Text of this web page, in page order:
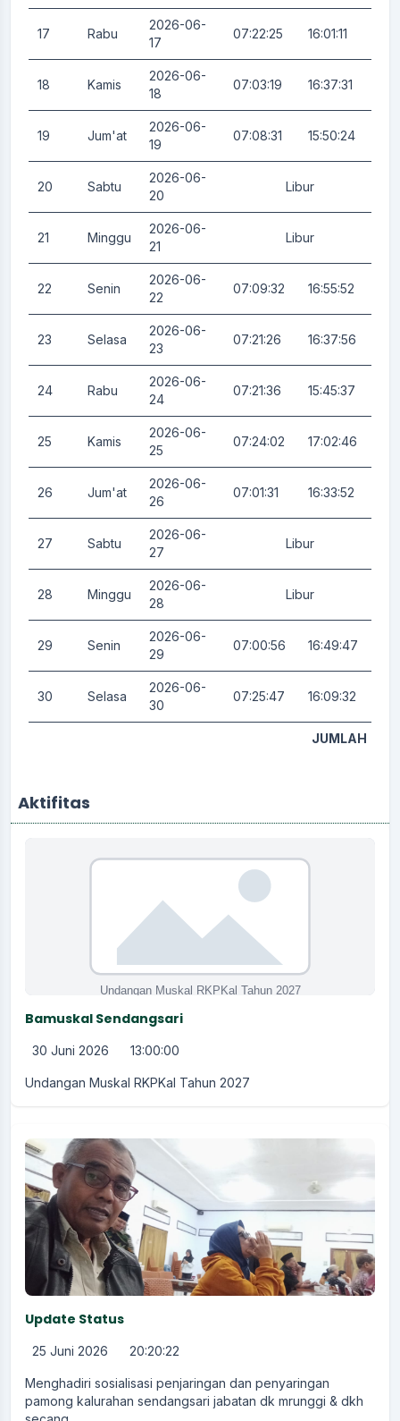
17 Rabu
2026-06-
17
07:22:25 16:01:11
18 Kamis
2026-06-
18
07:03:19 16:37:31
19 Jum'at
2026-06-
19
07:08:31 15:50:24
20 Sabtu
2026-06-
20
Libur
21 Minggu
2026-06-
21
Libur
22 Senin
2026-06-
22
07:09:32 16:55:52
23 Selasa
2026-06-
23
07:21:26 16:37:56
24 Rabu
2026-06-
24
07:21:36 15:45:37
25 Kamis
2026-06-
25
07:24:02 17:02:46
26 Jum'at
2026-06-
26
07:01:31 16:33:52
27 Sabtu
2026-06-
27
Libur
28 Minggu
2026-06-
28
Libur
29 Senin
2026-06-
29
07:00:56 16:49:47
30 Selasa
2026-06-
30
07:25:47 16:09:32
JUMLAH
Aktifitas
Bamuskal Sendangsari
30 Juni 2026 13:00:00
Undangan Muskal RKPKal Tahun 2027
Update Status
25 Juni 2026 20:20:22
Menghadiri sosialisasi penjaringan dan penyaringan
pamong kalurahan sendangsari jabatan dk mrunggi & dkh